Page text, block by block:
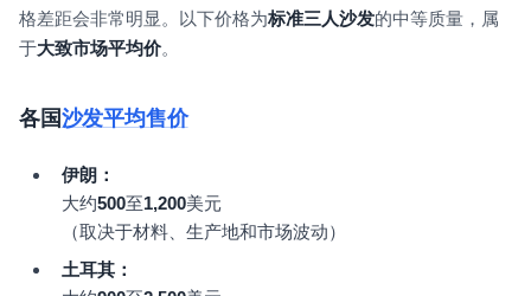
格差距会非常明显。以下价格为标准三人沙发的中等质量，属
于大致市场平均价。
各国沙发平均售价
伊朗：
大约500至1,200美元
（取决于材料、生产地和市场波动）
土耳其：